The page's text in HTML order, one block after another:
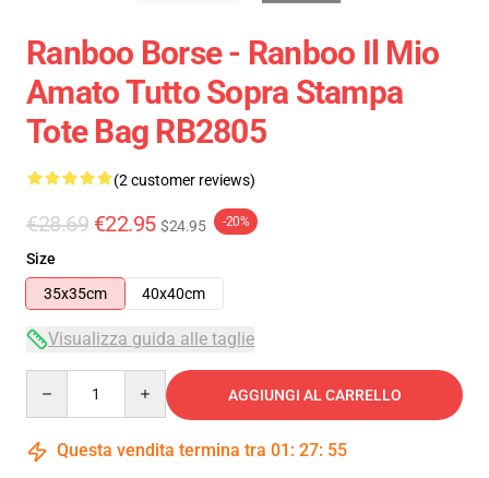
Ranboo Borse - Ranboo Il Mio
Amato Tutto Sopra Stampa
Tote Bag RB2805
(2 customer reviews)
€28.69 €22.95 $24.95 -20%
Size
35x35cm
40x40cm
Visualizza guida alle taglie
AGGIUNGI AL CARRELLO
Questa vendita termina tra 01 : 27: 54